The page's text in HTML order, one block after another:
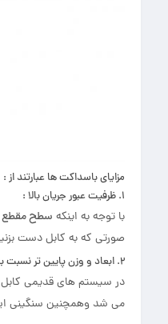
مزایای باسداکت ها عبارتند از :
1. ظرفیت عبور جریان بالا :
با توجه به اینکه سطح مقطع
صورتی که به کابل دست
2. ابعاد و وزن پایین تر نسبت به کابل کشی :
در سیستم های قدیمی
می شد وهمچنین سنگینی